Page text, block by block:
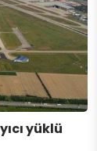
yüklü